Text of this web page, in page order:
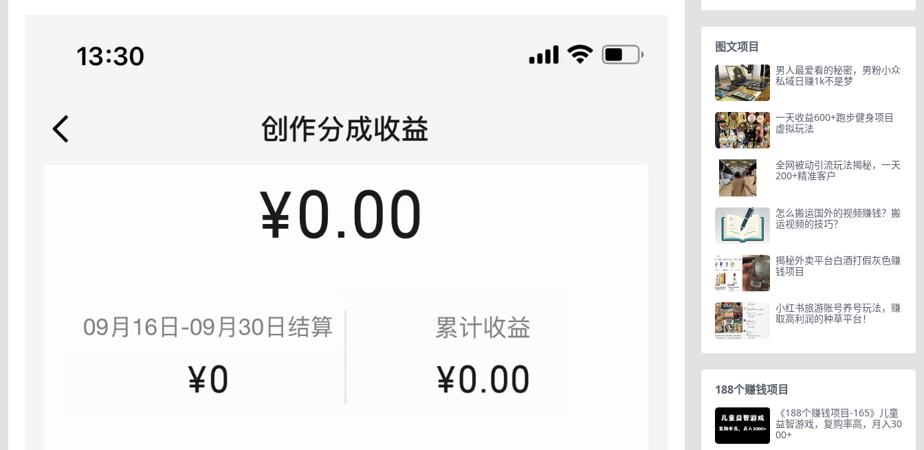
图文项目
男人最爱看的秘密，男粉小众
私域日赚1k不是梦
一天收益600+跑步健身项目
虚拟玩法
全网被动引流玩法揭秘，一天
200+精准客户
怎么搬运国外的视频赚钱？搬
运视频的技巧？
揭秘外卖平台白酒打假灰色赚
钱项目
小红书旅游账号养号玩法，赚
取高利润的种草平台！
188个赚钱项目
《188个赚钱项目-165》儿童
益智游戏，复购率高，月入30
00+